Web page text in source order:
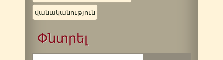
վանականություն
Փնտրել